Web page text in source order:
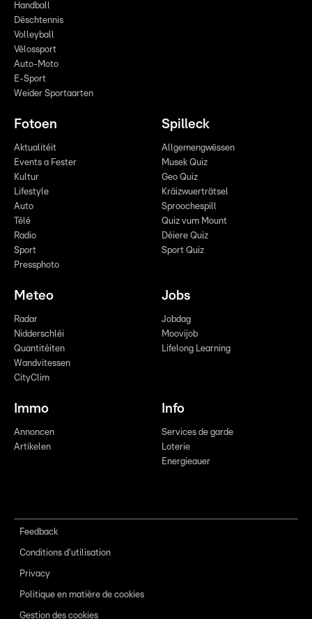
Handball
Dëschtennis
Volleyball
Vëlossport
Auto-Moto
E-Sport
Weider Sportaarten
Fotoen
Aktualitéit
Events a Fester
Kultur
Lifestyle
Auto
Télé
Radio
Sport
Pressphoto
Spilleck
Allgemengwëssen
Musek Quiz
Geo Quiz
Kräizwuerträtsel
Sproochespill
Quiz vum Mount
Déiere Quiz
Sport Quiz
Meteo
Radar
Nidderschléi
Quantitéiten
Wandvitessen
CityClim
Jobs
Jobdag
Moovijob
Lifelong Learning
Immo
Annoncen
Artikelen
Info
Services de garde
Loterie
Energieauer
Feedback
Conditions d'utilisation
Privacy
Politique en matière de cookies
Gestion des cookies